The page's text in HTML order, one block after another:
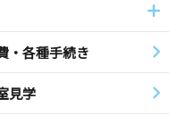
・各種手続き
見学